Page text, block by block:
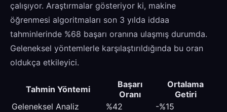
çalışıyor. Araştırmalar gösteriyor ki, makine
öğrenmesi algoritmaları son 3 yılda iddaa
tahminlerinde %68 başarı oranına ulaşmış durumda.
Geleneksel yöntemlerle karşılaştırıldığında bu oran
oldukça etkileyici.
Tahmin Yöntemi
Başarı
Oranı
Ortalama
Getiri
Geleneksel Analiz
%42
-%15